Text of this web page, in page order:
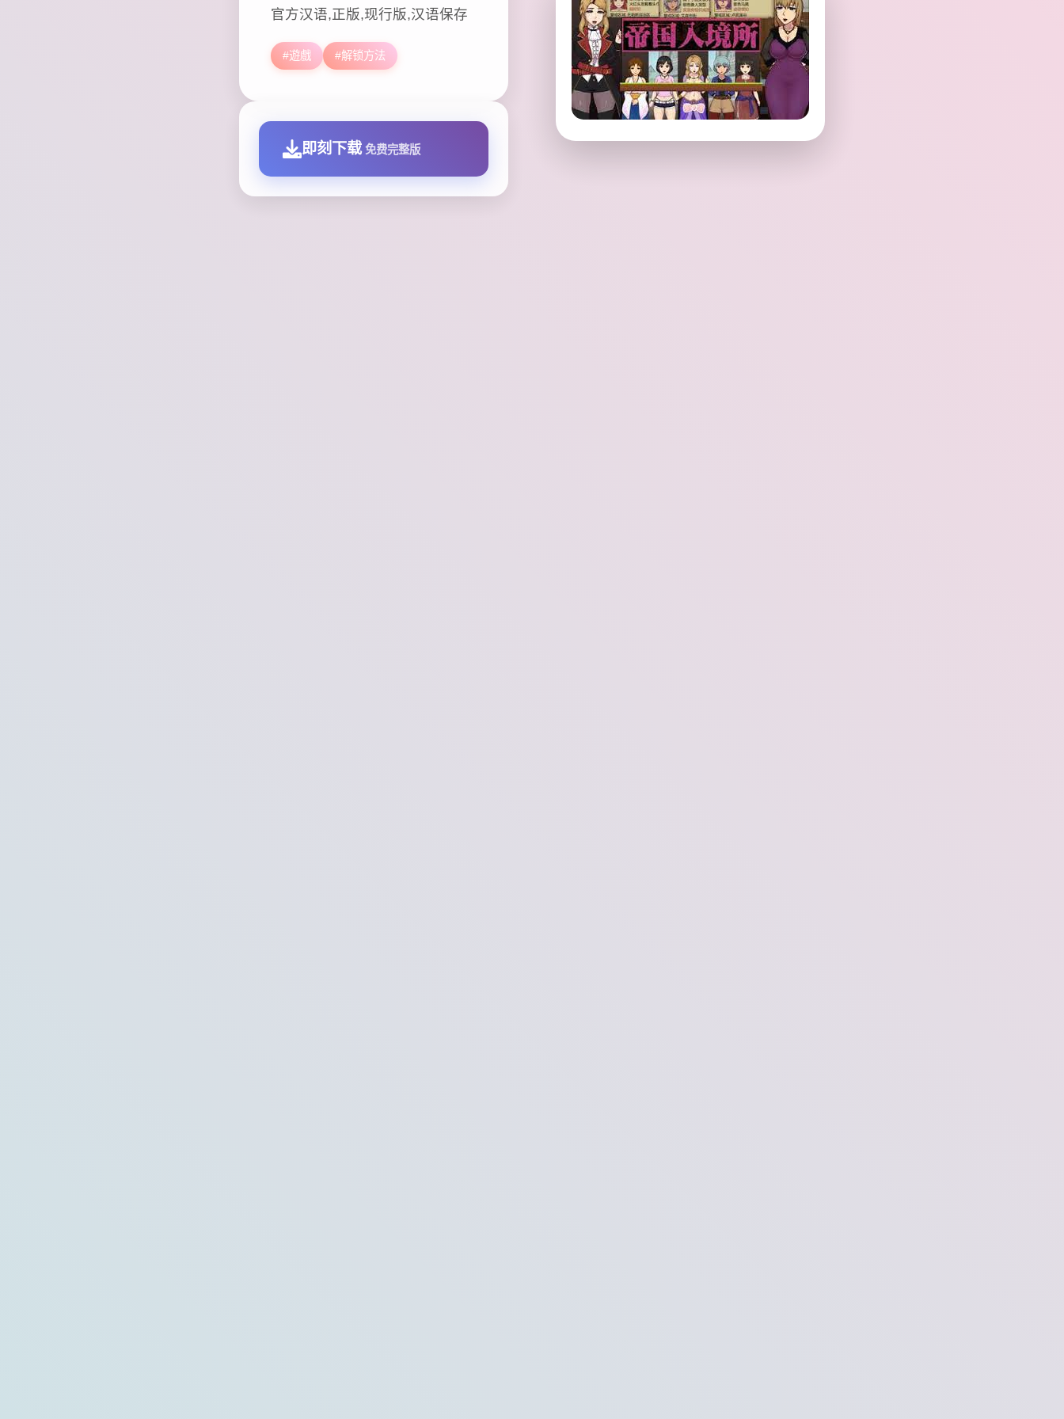
官方汉语,正版,现行版,汉语保存
#遊戲 #解锁方法
即刻下载 免费完整版